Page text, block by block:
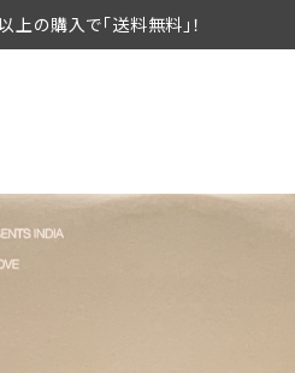
の購入で「送料無料」！